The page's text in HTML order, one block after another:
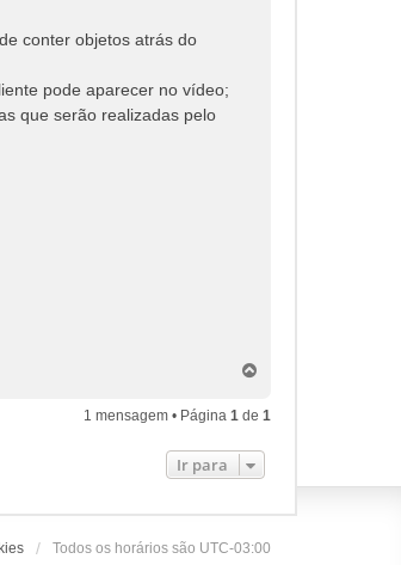
conter objetos atrás do
pode aparecer no vídeo;
que serão realizadas pelo
t
a
t
o
1 mensagem • Página 1 de 1
Ir para
Todos os horários são UTC-03:00